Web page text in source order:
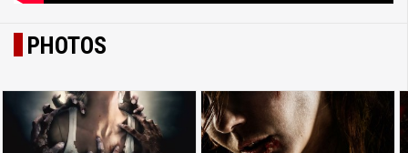
PHOTOS